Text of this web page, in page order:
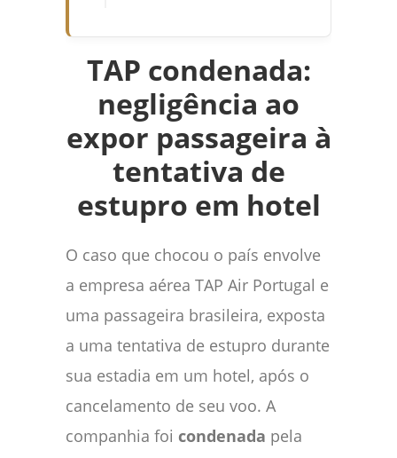
TAP condenada:
negligência ao
expor passageira à
tentativa de
estupro em hotel
O caso que chocou o país envolve
a empresa aérea TAP Air Portugal e
uma passageira brasileira, exposta
a uma tentativa de estupro durante
sua estadia em um hotel, após o
cancelamento de seu voo. A
companhia foi condenada pela